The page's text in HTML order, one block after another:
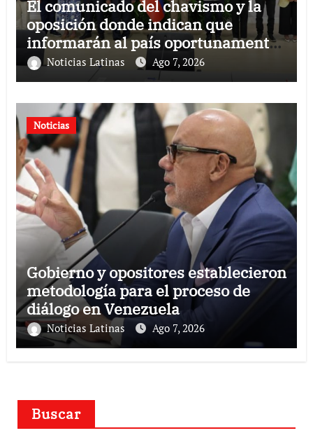
El comunicado del chavismo y la
oposición donde indican que
informarán al país oportunamente
sobre los avances alcanzado
Noticias Latinas Ago 7, 2026
Noticias
Gobierno y opositores establecieron
metodología para el proceso de
diálogo en Venezuela
Noticias Latinas Ago 7, 2026
Buscar